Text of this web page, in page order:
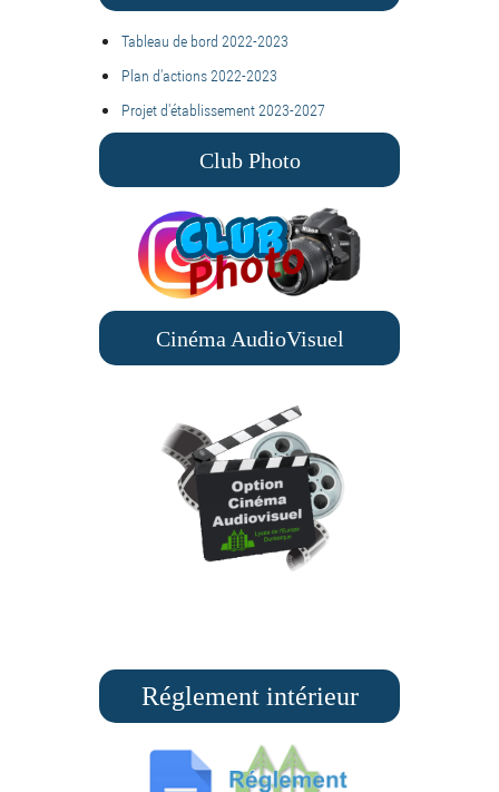
Tableau de bord 2022-2023
Plan d'actions 2022-2023
Projet d'établissement 2023-2027
Club Photo
Cinéma AudioVisuel
Réglement intérieur